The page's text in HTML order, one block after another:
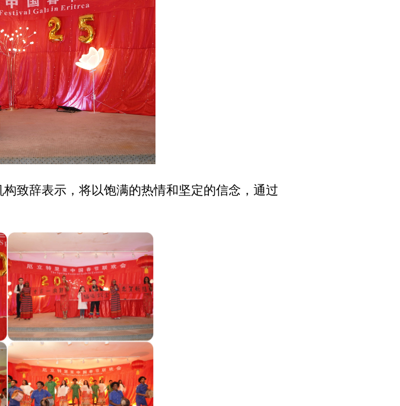
致辞表示，将以饱满的热情和坚定的信念，通过